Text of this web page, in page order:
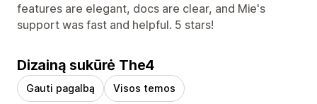
features are elegant, docs are clear, and Mie's
support was fast and helpful. 5 stars!
Dizainą sukūrė The4
Gauti pagalbą Visos temos